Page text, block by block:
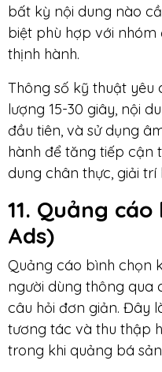
bất kỳ nội dung nào
biệt phù hợp với
thịnh hành.
Thông số kỹ thuật yêu
lượng 15-30 giây, nội
đầu tiên, và sử dụng
hành để tăng tiếp cận
dung chân thực, giải
11. Quảng
Ads)
Quảng cáo bình chọn
người dùng thông qua
câu hỏi đơn giản. Đây
tương tác và thu thập
trong khi quảng bá